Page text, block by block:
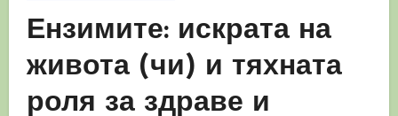
Ензимите: искрата на
живота (чи) и тяхната
роля за здраве и